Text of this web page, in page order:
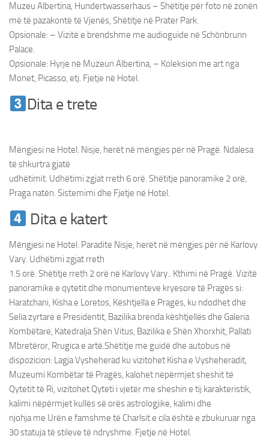
Muzeu Albertina, Hundertwasserhaus – Shëtitje për foto në zonën
më të pazakontë të Vjenës, Shëtitje në Prater Park.
Opsionale: – Vizitë e brendshme me audioguide në Schönbrunn
Palace.
Opsionale: Hyrje në Muzeun Albertina, – Koleksion me art nga
Monet, Picasso, etj. Fjetje në Hotel.
Dita e trete
Mëngjesi ne Hotel. Nisje, herët në mëngjes për në Pragë. Ndalesa
të shkurtra gjatë
udhëtimit. Udhëtimi zgjat rreth 6 orë. Shëtitje panoramike 2 orë,
Praga natën. Sistemimi dhe Fjetje në Hotel.
Dita e katert
Mëngjesi ne Hotel. Paradite Nisje, herët në mëngjes për në Karlovy
Vary. Udhëtimi zgjat rreth
1.5 orë. Shëtitje rreth 2 orë në Karlovy Vary.. Kthimi në Pragë. Vizitë
panoramike e qytetit dhe monumenteve kryesore të Pragës si:
Haratchani, Kisha e Loretos, Kështjella e Pragës, ku ndodhet dhe
Selia zyrtare e Presidentit, Bazilika brenda kështjellës dhe Galeria
Kombëtare, Katedralja Shën Vitus, Bazilika e Shën Xhorxhit, Pallati
Mbretëror, Rrugica e artë.Shëtitje me guidë dhe autobus në
dispozicion: Lagja Vysheherad ku vizitohet Kisha e Vysheheradit,
Muzeumi Kombëtar të Pragës, kalohet nëpërmjet sheshit të
Qytetit të Ri, vizitohet Qyteti i vjetër me sheshin e tij karakteristik,
kalimi nëpërmjet kullës së orës astrologjike, kalimi dhe
njohja me Urën e famshme të Charlsit e cila është e zbukuruar nga
30 statuja të stileve të ndryshme. Fjetje në Hotel.